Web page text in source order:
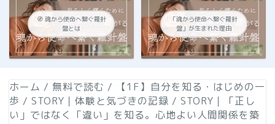
🧭 魂から使命へ繋ぐ羅針
盤とは
「魂から使命へ繋ぐ羅針
盤」が生まれた理由
ホーム / 無料で読む /
【1F】自分を知る・はじめの一
歩 / STORY｜体験と気づきの記録 / STORY｜「正し
い」ではなく「違い」を知る。心地よい人間関係を築